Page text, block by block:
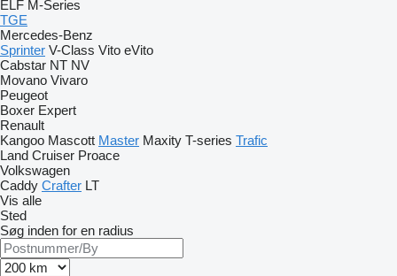
ELF M-Series
TGE
Mercedes-Benz
Sprinter V-Class Vito eVito
Cabstar NT NV
Movano Vivaro
Peugeot
Boxer Expert
Renault
Kangoo Mascott Master Maxity T-series Trafic
Land Cruiser Proace
Volkswagen
Caddy Crafter LT
Vis alle
Sted
Søg inden for en radius